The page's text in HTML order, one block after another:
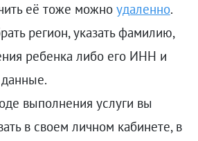
её тоже можно удаленно.
регион, указать фамилию,
ребенка либо его ИНН и
выполнения услуги вы
в своем личном кабинете, в